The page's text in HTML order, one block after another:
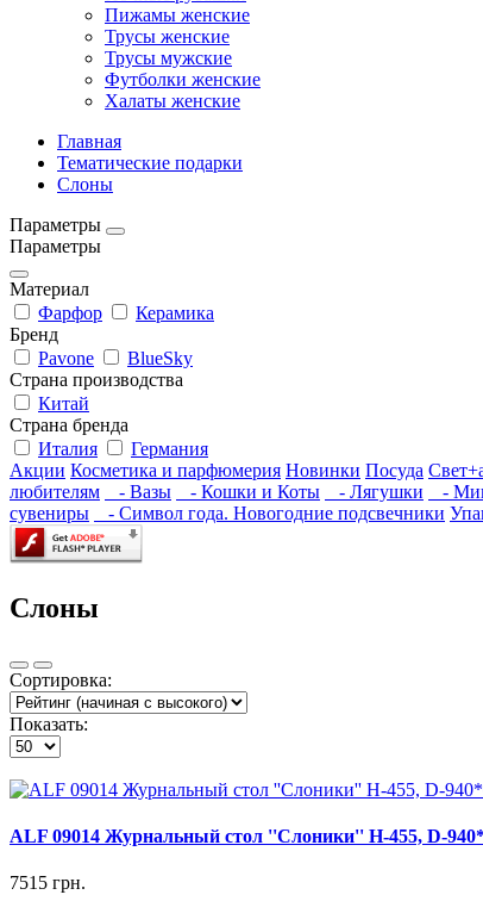
Пижамы женские
Трусы женские
Трусы мужские
Футболки женские
Халаты женские
Главная
Тематические подарки
Слоны
Параметры
Параметры
Материал
Фарфор
Керамика
Бренд
Pavone
BlueSky
Страна производства
Китай
Страна бренда
Италия
Германия
Акции Косметика и парфюмерия Новинки Посуда
любителям
- Вазы - Кошки и Коты - Лягушки -
сувениры
- Символ года. Новогодние подсвечники
Слоны
Сортировка:
Показать:
ALF 09014 Журнальный стол ''Слоники'' H-455, D-
7515 грн.